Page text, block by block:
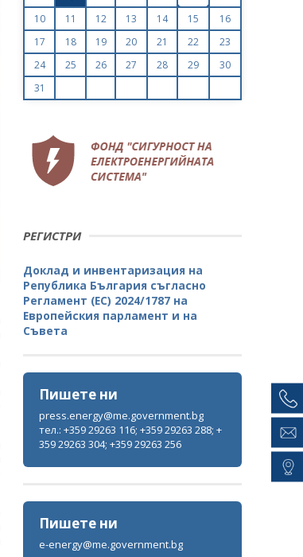
10
11 12 13 14 15
16
17
18 19 20 21 22
23
24
25 26 27 28 29
30
31
РЕГИСТРИ
Доклад и инвентаризация на
Република България съгласно
Регламент (ЕС) 2024/1787 на
Европейския парламент и на
Съвета
Пишете ни
press.energy@me.government.bg
тел.: +359 29263 116; +359 29263 288; +
359 29263 304; +359 29263 256
Пишете ни
e-energy@me.government.bg